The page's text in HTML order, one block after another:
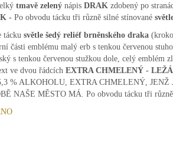
tmavě zelený nápis DRAK zdobený po
- Po obvodu tácku tři různě silné stínované
tácku světle šedý reliéf brněnského draka
části emblému malý erb s tenkou červenou
s tenkou červenou stužkou dole, celý emblém
ve dvou řádcích EXTRA CHMELENÝ -
% ALKOHOLU, EXTRA CHMELENÝ, JENŽ
NAŠE MĚSTO MÁ. Po obvodu tácku tři různě